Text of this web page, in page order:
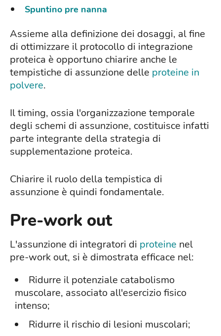
Spuntino pre nanna
Assieme alla definizione dei dosaggi, al fine
di ottimizzare il protocollo di integrazione
proteica è opportuno chiarire anche le
tempistiche di assunzione delle proteine in
polvere.
Il timing, ossia l'organizzazione temporale
degli schemi di assunzione, costituisce infatti
parte integrante della strategia di
supplementazione proteica.
Chiarire il ruolo della tempistica di
assunzione è quindi fondamentale.
Pre-work out
L'assunzione di integratori di proteine nel
pre-work out, si è dimostrata efficace nel:
Ridurre il potenziale catabolismo
muscolare, associato all'esercizio fisico
intenso;
Ridurre il rischio di lesioni muscolari;